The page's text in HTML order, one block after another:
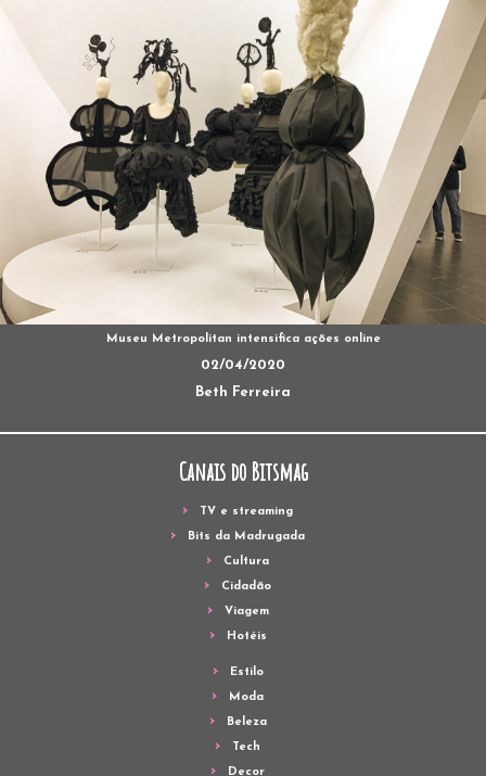
Museu Metropolitan intensifica ações online
02/04/2020
Beth Ferreira
Canais do Bitsmag
TV e streaming
Bits da Madrugada
Cultura
Cidadão
Viagem
Hotéis
Estilo
Moda
Beleza
Tech
Decor